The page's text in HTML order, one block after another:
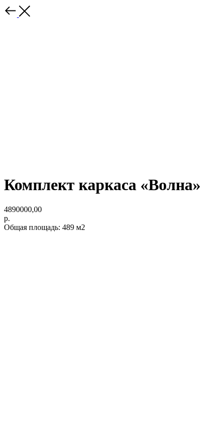
Комплект каркаса «Волна»
4890000,00
р.
Общая площадь: 489 м2